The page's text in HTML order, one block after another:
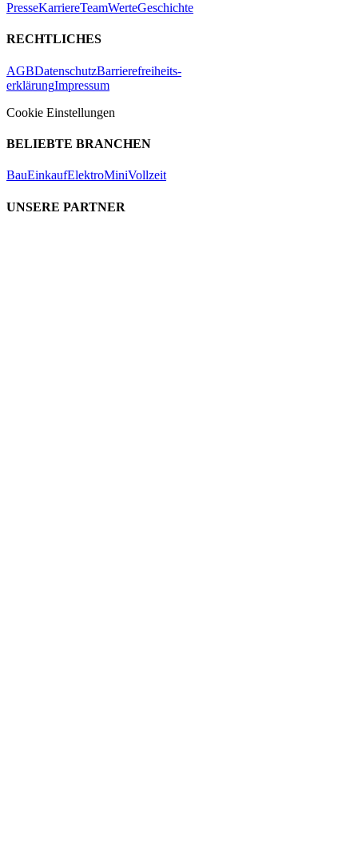
PresseKarriereTeamWerteGeschichte
RECHTLICHES
AGBDatenschutzBarrierefreiheits-
erklärungImpressum
Cookie Einstellungen
BELIEBTE BRANCHEN
BauEinkaufElektroMiniVollzeit
UNSERE PARTNER